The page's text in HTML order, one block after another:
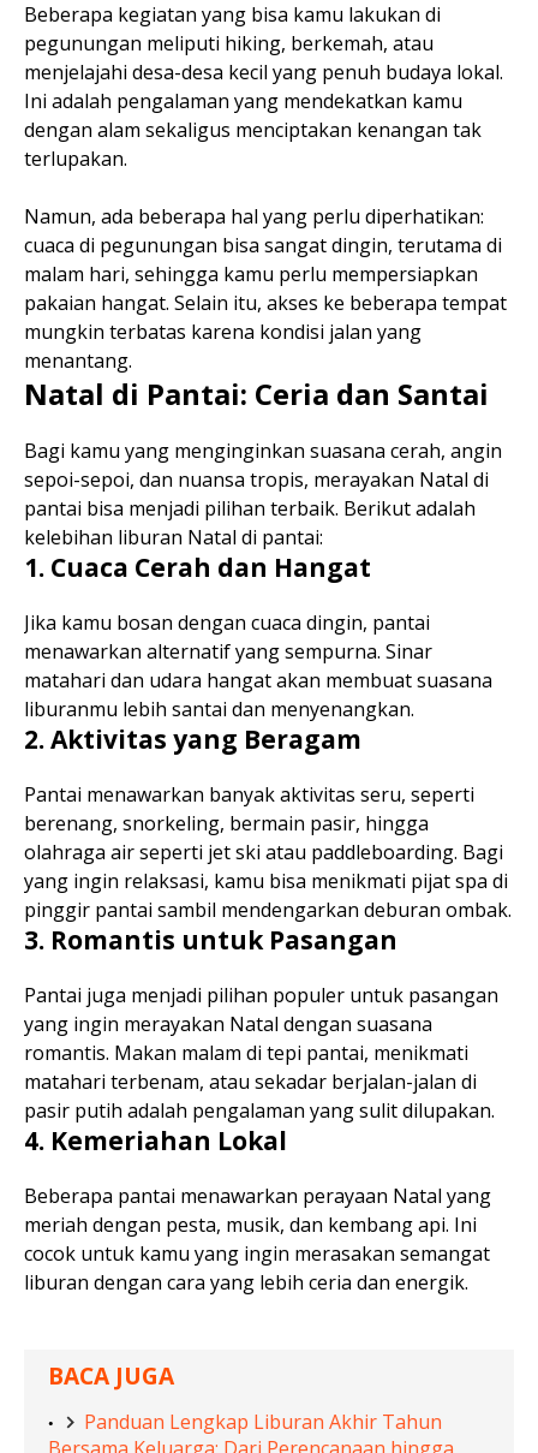
Beberapa kegiatan yang bisa kamu lakukan di
pegunungan meliputi hiking, berkemah, atau
menjelajahi desa-desa kecil yang penuh budaya lokal.
Ini adalah pengalaman yang mendekatkan kamu
dengan alam sekaligus menciptakan kenangan tak
terlupakan.
Namun, ada beberapa hal yang perlu diperhatikan:
cuaca di pegunungan bisa sangat dingin, terutama di
malam hari, sehingga kamu perlu mempersiapkan
pakaian hangat. Selain itu, akses ke beberapa tempat
mungkin terbatas karena kondisi jalan yang
menantang.
Natal di Pantai: Ceria dan Santai
Bagi kamu yang menginginkan suasana cerah, angin
sepoi-sepoi, dan nuansa tropis, merayakan Natal di
pantai bisa menjadi pilihan terbaik. Berikut adalah
kelebihan liburan Natal di pantai:
1. Cuaca Cerah dan Hangat
Jika kamu bosan dengan cuaca dingin, pantai
menawarkan alternatif yang sempurna. Sinar
matahari dan udara hangat akan membuat suasana
liburanmu lebih santai dan menyenangkan.
2. Aktivitas yang Beragam
Pantai menawarkan banyak aktivitas seru, seperti
berenang, snorkeling, bermain pasir, hingga
olahraga air seperti jet ski atau paddleboarding. Bagi
yang ingin relaksasi, kamu bisa menikmati pijat spa di
pinggir pantai sambil mendengarkan deburan ombak.
3. Romantis untuk Pasangan
Pantai juga menjadi pilihan populer untuk pasangan
yang ingin merayakan Natal dengan suasana
romantis. Makan malam di tepi pantai, menikmati
matahari terbenam, atau sekadar berjalan-jalan di
pasir putih adalah pengalaman yang sulit dilupakan.
4. Kemeriahan Lokal
Beberapa pantai menawarkan perayaan Natal yang
meriah dengan pesta, musik, dan kembang api. Ini
cocok untuk kamu yang ingin merasakan semangat
liburan dengan cara yang lebih ceria dan energik.
BACA JUGA
Panduan Lengkap Liburan Akhir Tahun